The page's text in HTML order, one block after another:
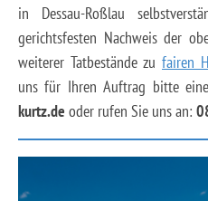
in Dessau-Roßlau
gerichtsfesten Nachweis der
weiterer Tatbestände zu fairen
uns für Ihren Auftrag bitte
kurtz.de oder rufen Sie uns an: